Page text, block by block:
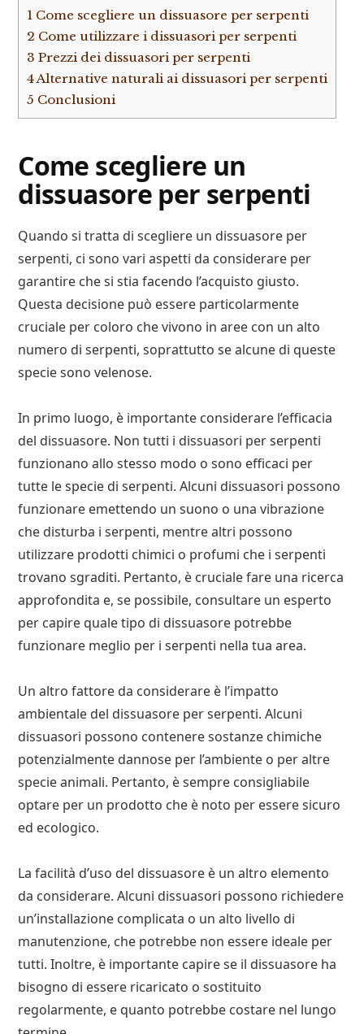
1 Come scegliere un dissuasore per serpenti
2 Come utilizzare i dissuasori per serpenti
3 Prezzi dei dissuasori per serpenti
4Alternative naturali ai dissuasori per serpenti
5 Conclusioni
Come scegliere un
dissuasore per serpenti
Quando si tratta di scegliere un dissuasore per
serpenti, ci sono vari aspetti da considerare per
garantire che si stia facendo l’acquisto giusto.
Questa decisione può essere particolarmente
cruciale per coloro che vivono in aree con un alto
numero di serpenti, soprattutto se alcune di queste
specie sono velenose.
In primo luogo, è importante considerare l’efficacia
del dissuasore. Non tutti i dissuasori per serpenti
funzionano allo stesso modo o sono efficaci per
tutte le specie di serpenti. Alcuni dissuasori possono
funzionare emettendo un suono o una vibrazione
che disturba i serpenti, mentre altri possono
utilizzare prodotti chimici o profumi che i serpenti
trovano sgraditi. Pertanto, è cruciale fare una ricerca
approfondita e, se possibile, consultare un esperto
per capire quale tipo di dissuasore potrebbe
funzionare meglio per i serpenti nella tua area.
Un altro fattore da considerare è l’impatto
ambientale del dissuasore per serpenti. Alcuni
dissuasori possono contenere sostanze chimiche
potenzialmente dannose per l’ambiente o per altre
specie animali. Pertanto, è sempre consigliabile
optare per un prodotto che è noto per essere sicuro
ed ecologico.
La facilità d’uso del dissuasore è un altro elemento
da considerare. Alcuni dissuasori possono richiedere
un’installazione complicata o un alto livello di
manutenzione, che potrebbe non essere ideale per
tutti. Inoltre, è importante capire se il dissuasore ha
bisogno di essere ricaricato o sostituito
regolarmente, e quanto potrebbe costare nel lungo